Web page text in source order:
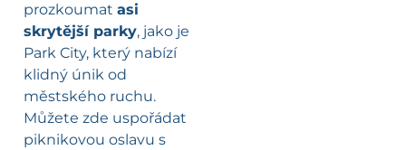
prozkoumat asi
skrytější parky, jako je
Park City, který nabízí
klidný únik od
městského ruchu.
Můžete zde uspořádat
piknikovou oslavu s